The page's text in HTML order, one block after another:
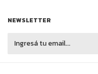
NEWSLETTER